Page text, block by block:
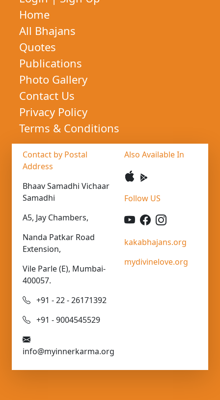
Home
All Bhajans
Quotes
Publications
Photo Gallery
Contact Us
Privacy Policy
Terms & Conditions
Contact by Postal
Address
Bhaav Samadhi Vichaar
Samadhi
A5, Jay Chambers,
Nanda Patkar Road
Extension,
Vile Parle (E), Mumbai-
400057.
+91 - 22 - 26171392
+91 - 9004545529
info@myinnerkarma.org
Also Available In
Follow US
kakabhajans.org
mydivinelove.org